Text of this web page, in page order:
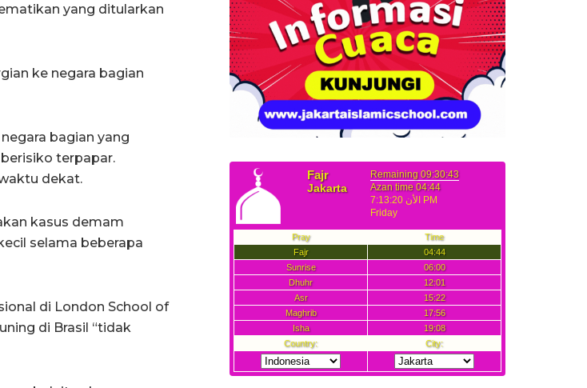
yang ditularkan
ke negara bagian
bagian yang
terpapar.
dekat.
kasus demam
selama beberapa
di London School of
di Brasil “tidak